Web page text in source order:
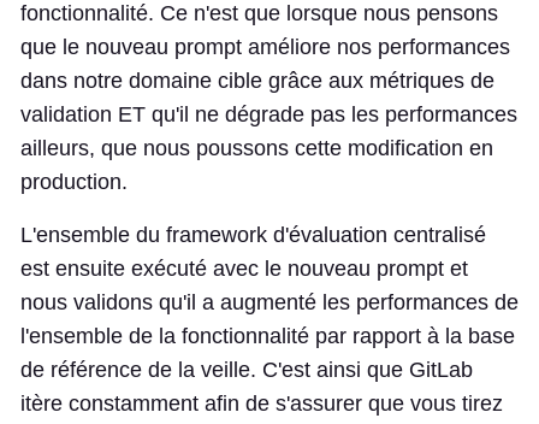
fonctionnalité. Ce n'est que lorsque nous pensons
que le nouveau prompt améliore nos performances
dans notre domaine cible grâce aux métriques de
validation ET qu'il ne dégrade pas les performances
ailleurs, que nous poussons cette modification en
production.
L'ensemble du framework d'évaluation centralisé
est ensuite exécuté avec le nouveau prompt et
nous validons qu'il a augmenté les performances de
l'ensemble de la fonctionnalité par rapport à la base
de référence de la veille. C'est ainsi que GitLab
itère constamment afin de s'assurer que vous tirez